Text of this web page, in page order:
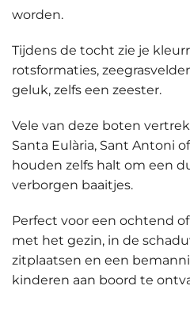
worden.
Tijdens de tocht zie je
rotsformaties,
geluk, zelfs een zeester.
Vele van deze boten
Santa Eulària, Sant Antoni
houden zelfs halt om een
verborgen baaitjes.
Perfect voor een ochtend
met het gezin, in de
zitplaatsen en een
kinderen aan boord te